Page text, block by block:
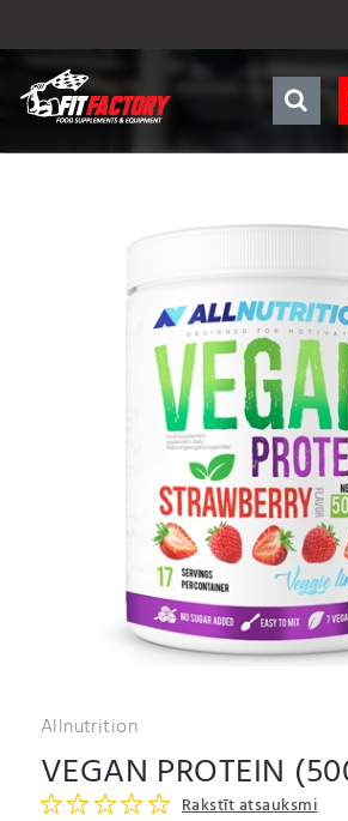
Allnutrition
VEGAN PROTEIN
Rakstīt atsauksmi